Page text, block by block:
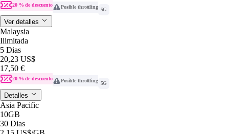
20 % de descuento Posible throttling 5G
Ver detalles
Malaysia
Ilimitada
5 Dias
20,23 US$
17,50 €
20 % de descuento Posible throttling 5G
Detalles
Asia Pacific
10GB
30 Dias